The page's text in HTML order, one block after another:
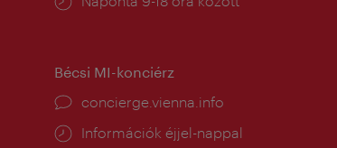
Bécsi MI-konciérz
concierge.vienna.info
Információk éjjel-nappal